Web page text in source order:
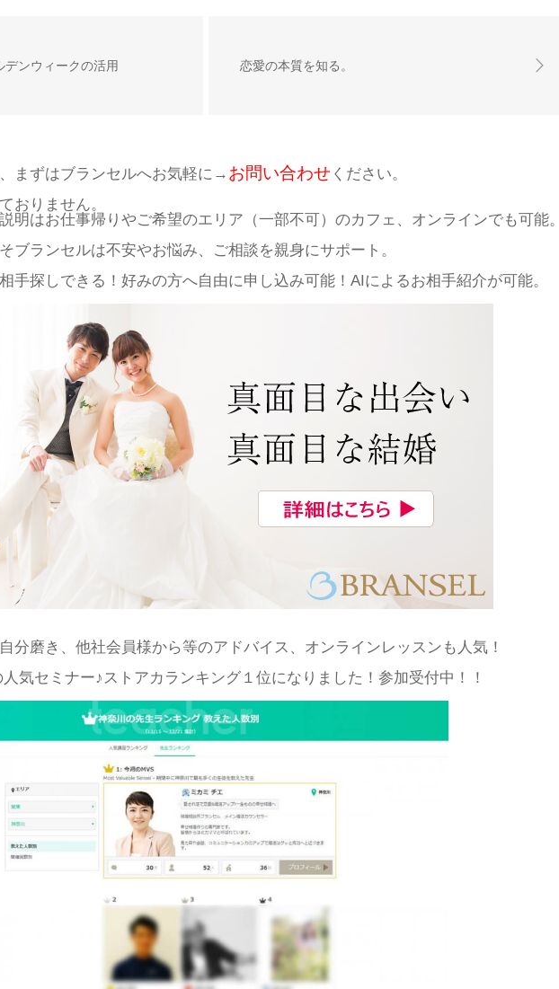
デンウィークの活用 恋愛の本質を知る。
まずはブランセルへお気軽に→ お問い合わせ ください。
おりません。
明はお仕事帰りやご希望のエリア（一部不可）のカフェ、オンラインでも可能。
ブランセルは不安やお悩み、ご相談を親身にサポート。
手探しできる！好みの方へ自由に申し込み可能！AIによるお相手紹介が可能。
分磨き、他社会員様から等のアドバイス、オンラインレッスンも人気！
気セミナー♪ストアカランキング１位になりました！参加受付中！！